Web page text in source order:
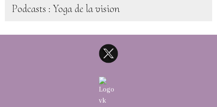
Podcasts : Yoga de la vision